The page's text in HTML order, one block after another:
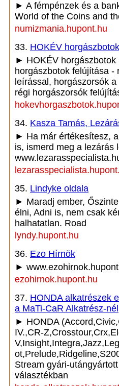
► A fémpénzek és a
World of the Coins and
numizmania.hupont.hu
33. HOKÉV
► HOKÉV horgászbotok
horgászbotok felújítása -
leírással, horgászorsók
régi horgászorsók
34. Kasza Tamás,
► Ha már értékesítesz,
is, ismerd meg a lezárás
35. Lindyke oldala
► Maradj ember,
élni, Adni is, nem csak
halhatatlan. Road
lyndy.hupont.hu
36. Ezo Hírnök
►
ezohirnok.hupont.hu
37. HONDA alkatrészek
a MaTi-CaR Alkatrész-nél
► HONDA
IV.,CR-
Stream gyári-
választékban